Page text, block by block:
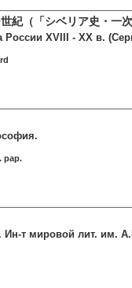
（「シベリア史・一次
России XVIII - ХХ в.
pap.
т мировой лит. им.